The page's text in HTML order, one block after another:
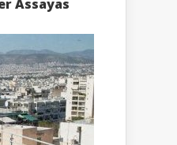
Assayas